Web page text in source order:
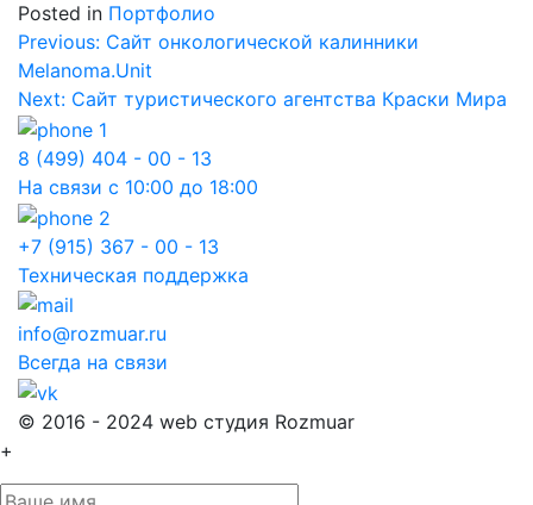
Posted in Портфолио
Навигация
по
записям
Previous: Сайт онкологической калинники
Melanoma.Unit
Next: Сайт туристического агентства Краски Мира
8 (499) 404 - 00 - 13
На связи с 10:00 до 18:00
+7 (915) 367 - 00 - 13
Техническая поддержка
info@rozmuar.ru
Всегда на связи
© 2016 - 2024 web студия Rozmuar
+